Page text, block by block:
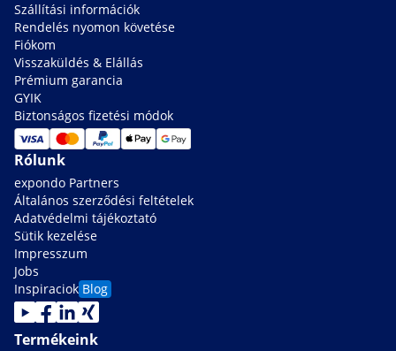
Szállítási információk
Rendelés nyomon követése
Fiókom
Visszaküldés & Elállás
Prémium garancia
GYIK
Biztonságos fizetési módok
Rólunk
expondo Partners
Általános szerződési feltételek
Adatvédelmi tájékoztató
Sütik kezelése
Impresszum
Jobs
Inspiraciok Blog
Termékeink